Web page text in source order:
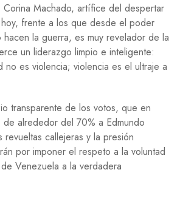
Machado, artífice del despertar
frente a los que desde el poder
la guerra, es muy revelador de la
un liderazgo limpio e inteligente:
no es violencia; violencia es el ultraje a
transparente de los votos, que en
de alrededor del 70% a Edmundo
revueltas callejeras y la presión
por imponer el respeto a la voluntad
Venezuela a la verdadera